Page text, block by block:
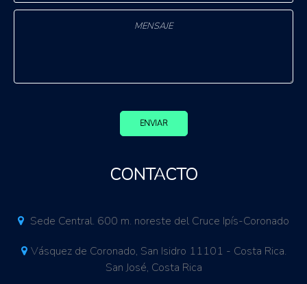
ENVIAR
CONTACTO
Sede Central. 600 m. noreste del Cruce Ipís-Coronado
Vásquez de Coronado, San Isidro 11101 - Costa Rica.
San José, Costa Rica